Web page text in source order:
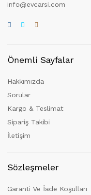
info@evcarsi.com
Önemli Sayfalar
Hakkımızda
Sorular
Kargo & Teslimat
Sipariş Takibi
İletişim
Sözleşmeler
Garanti Ve İade Koşulları